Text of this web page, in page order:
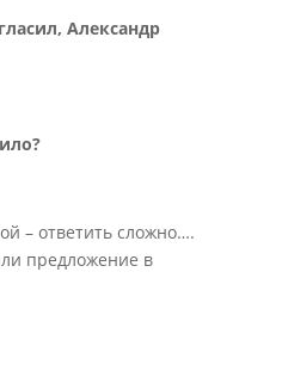
Александр
– ответить сложно….
предложение в